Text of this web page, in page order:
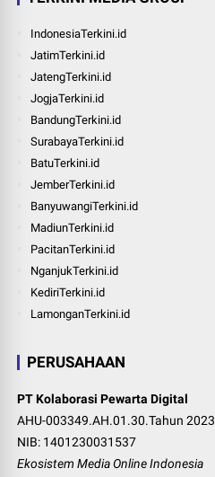
IndonesiaTerkini.id
JatimTerkini.id
JatengTerkini.id
JogjaTerkini.id
BandungTerkini.id
SurabayaTerkini.id
BatuTerkini.id
JemberTerkini.id
BanyuwangiTerkini.id
MadiunTerkini.id
PacitanTerkini.id
NganjukTerkini.id
KediriTerkini.id
LamonganTerkini.id
PERUSAHAAN
PT Kolaborasi Pewarta Digital
AHU-003349.AH.01.30.Tahun 2023
NIB: 1401230031537
Ekosistem Media Online Indonesia